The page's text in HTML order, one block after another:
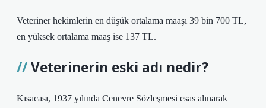
Veteriner hekimlerin en düşük ortalama maaşı 39 bin 700 TL,
en yüksek ortalama maaş ise 137 TL.
Veterinerin eski adı nedir?
Kısacası, 1937 yılında Cenevre Sözleşmesi esas alınarak